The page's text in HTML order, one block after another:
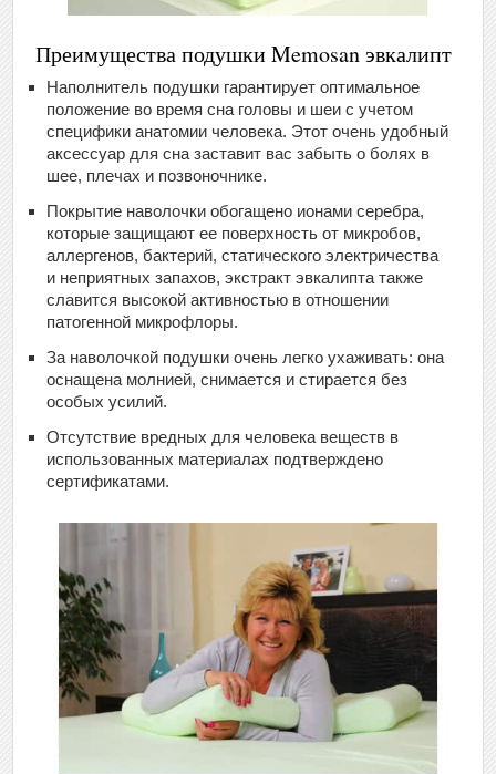
Преимущества подушки Memosan эвкалипт
Наполнитель подушки гарантирует оптимальное
положение во время сна головы и шеи с учетом
специфики анатомии человека. Этот очень удобный
аксессуар для сна заставит вас забыть о болях в
шее, плечах и позвоночнике.
Покрытие наволочки обогащено ионами серебра,
которые защищают ее поверхность от микробов,
аллергенов, бактерий, статического электричества
и неприятных запахов, экстракт эвкалипта также
славится высокой активностью в отношении
патогенной микрофлоры.
За наволочкой подушки очень легко ухаживать: она
оснащена молнией, снимается и стирается без
особых усилий.
Отсутствие вредных для человека веществ в
использованных материалах подтверждено
сертификатами.